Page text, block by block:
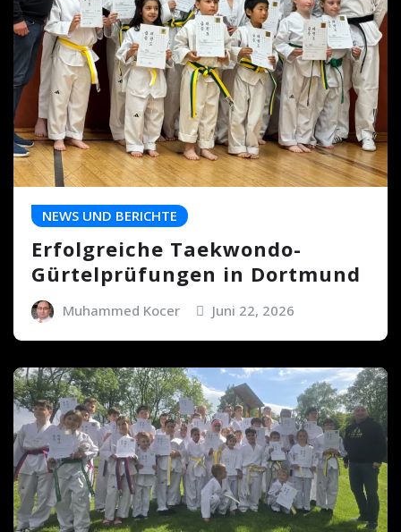
NEWS UND BERICHTE
Erfolgreiche Taekwondo-
Gürtelprüfungen in Dortmund
Muhammed Kocer Juni 22, 2026